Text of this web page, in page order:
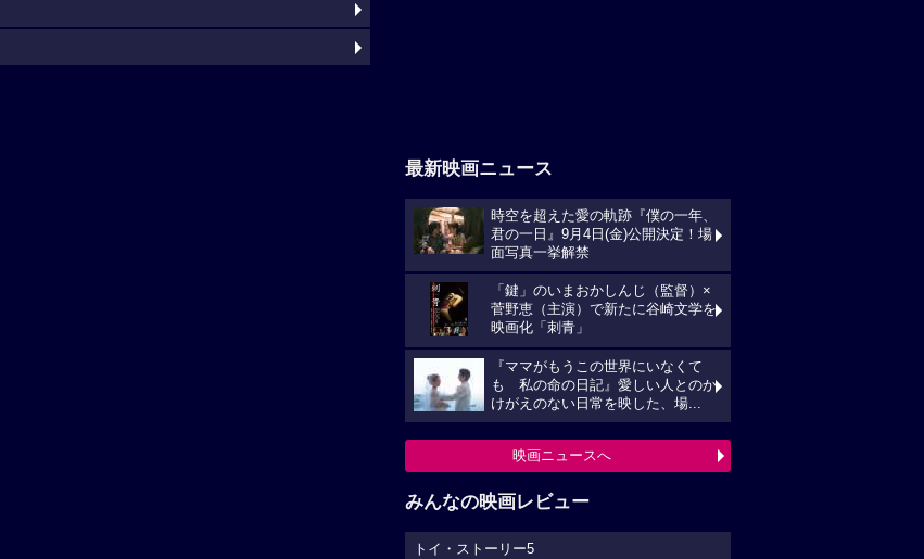
最新映画ニュース
時空を超えた愛の軌跡『僕の一年、
君の一日』9月4日(金)公開決定！場
面写真一挙解禁
「鍵」のいまおかしんじ（監督）×
菅野恵（主演）で新たに谷崎文学を
映画化「刺青」
『ママがもうこの世界にいなくて
も 私の命の日記』愛しい人とのか
けがえのない日常を映した、場...
映画ニュースへ
みんなの映画レビュー
トイ・ストーリー5